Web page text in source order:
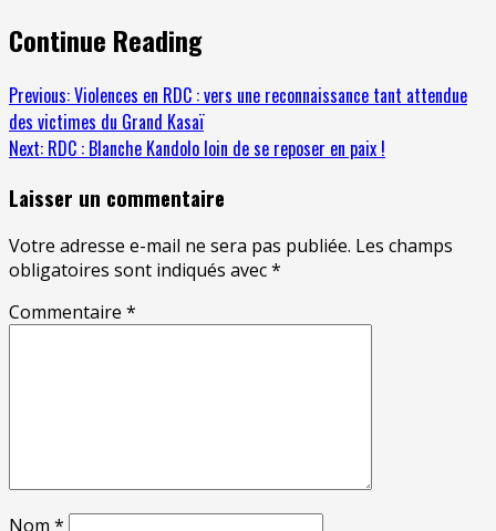
Continue Reading
Previous:Violences en RDC : vers une reconnaissance tant attendue
des victimes du Grand Kasaï
Next: RDC : Blanche Kandolo loin de se reposer en paix !
Laisser un commentaire
Votre adresse e-mail ne sera pas publiée. Les champs
obligatoires sont indiqués avec*
Commentaire *
Nom *